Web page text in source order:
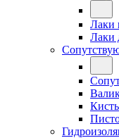
Лаки
Лаки
Кисть